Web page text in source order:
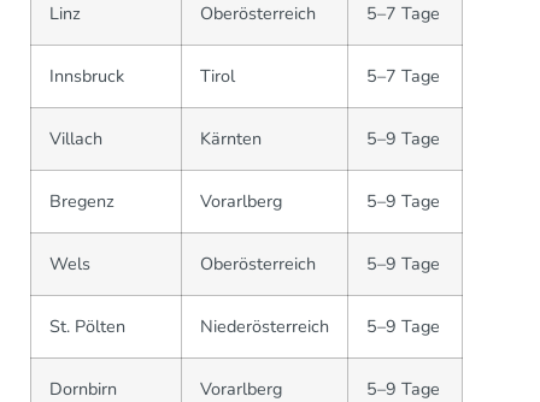
Linz Oberösterreich 5–7 Tage
Innsbruck Tirol 5–7 Tage
Villach Kärnten 5–9 Tage
Bregenz Vorarlberg 5–9 Tage
Wels Oberösterreich 5–9 Tage
St. Pölten Niederösterreich 5–9 Tage
Dornbirn Vorarlberg 5–9 Tage